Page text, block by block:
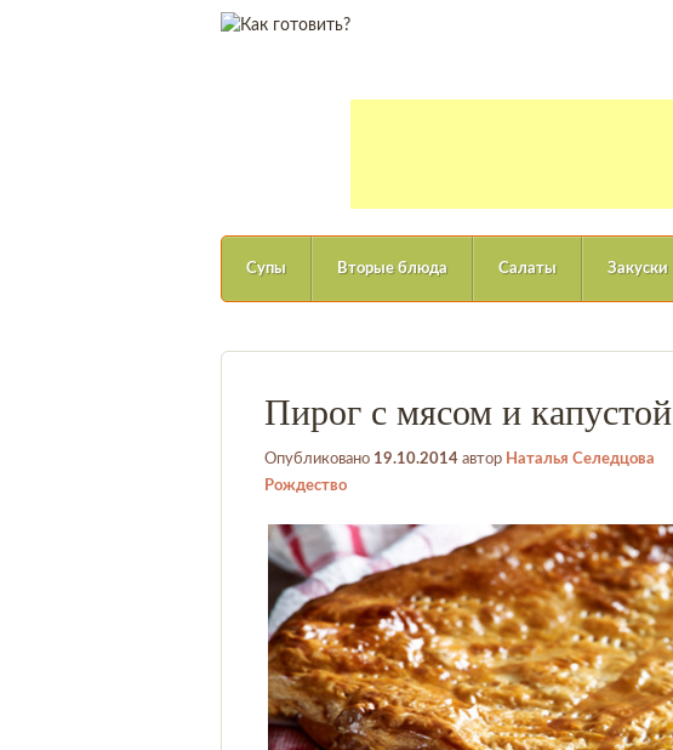
Супы Вторые блюда Салаты Закуски
Пирог с мясом и капустой
Опубликовано 19.10.2014 автор Наталья Селедцова
Рождество